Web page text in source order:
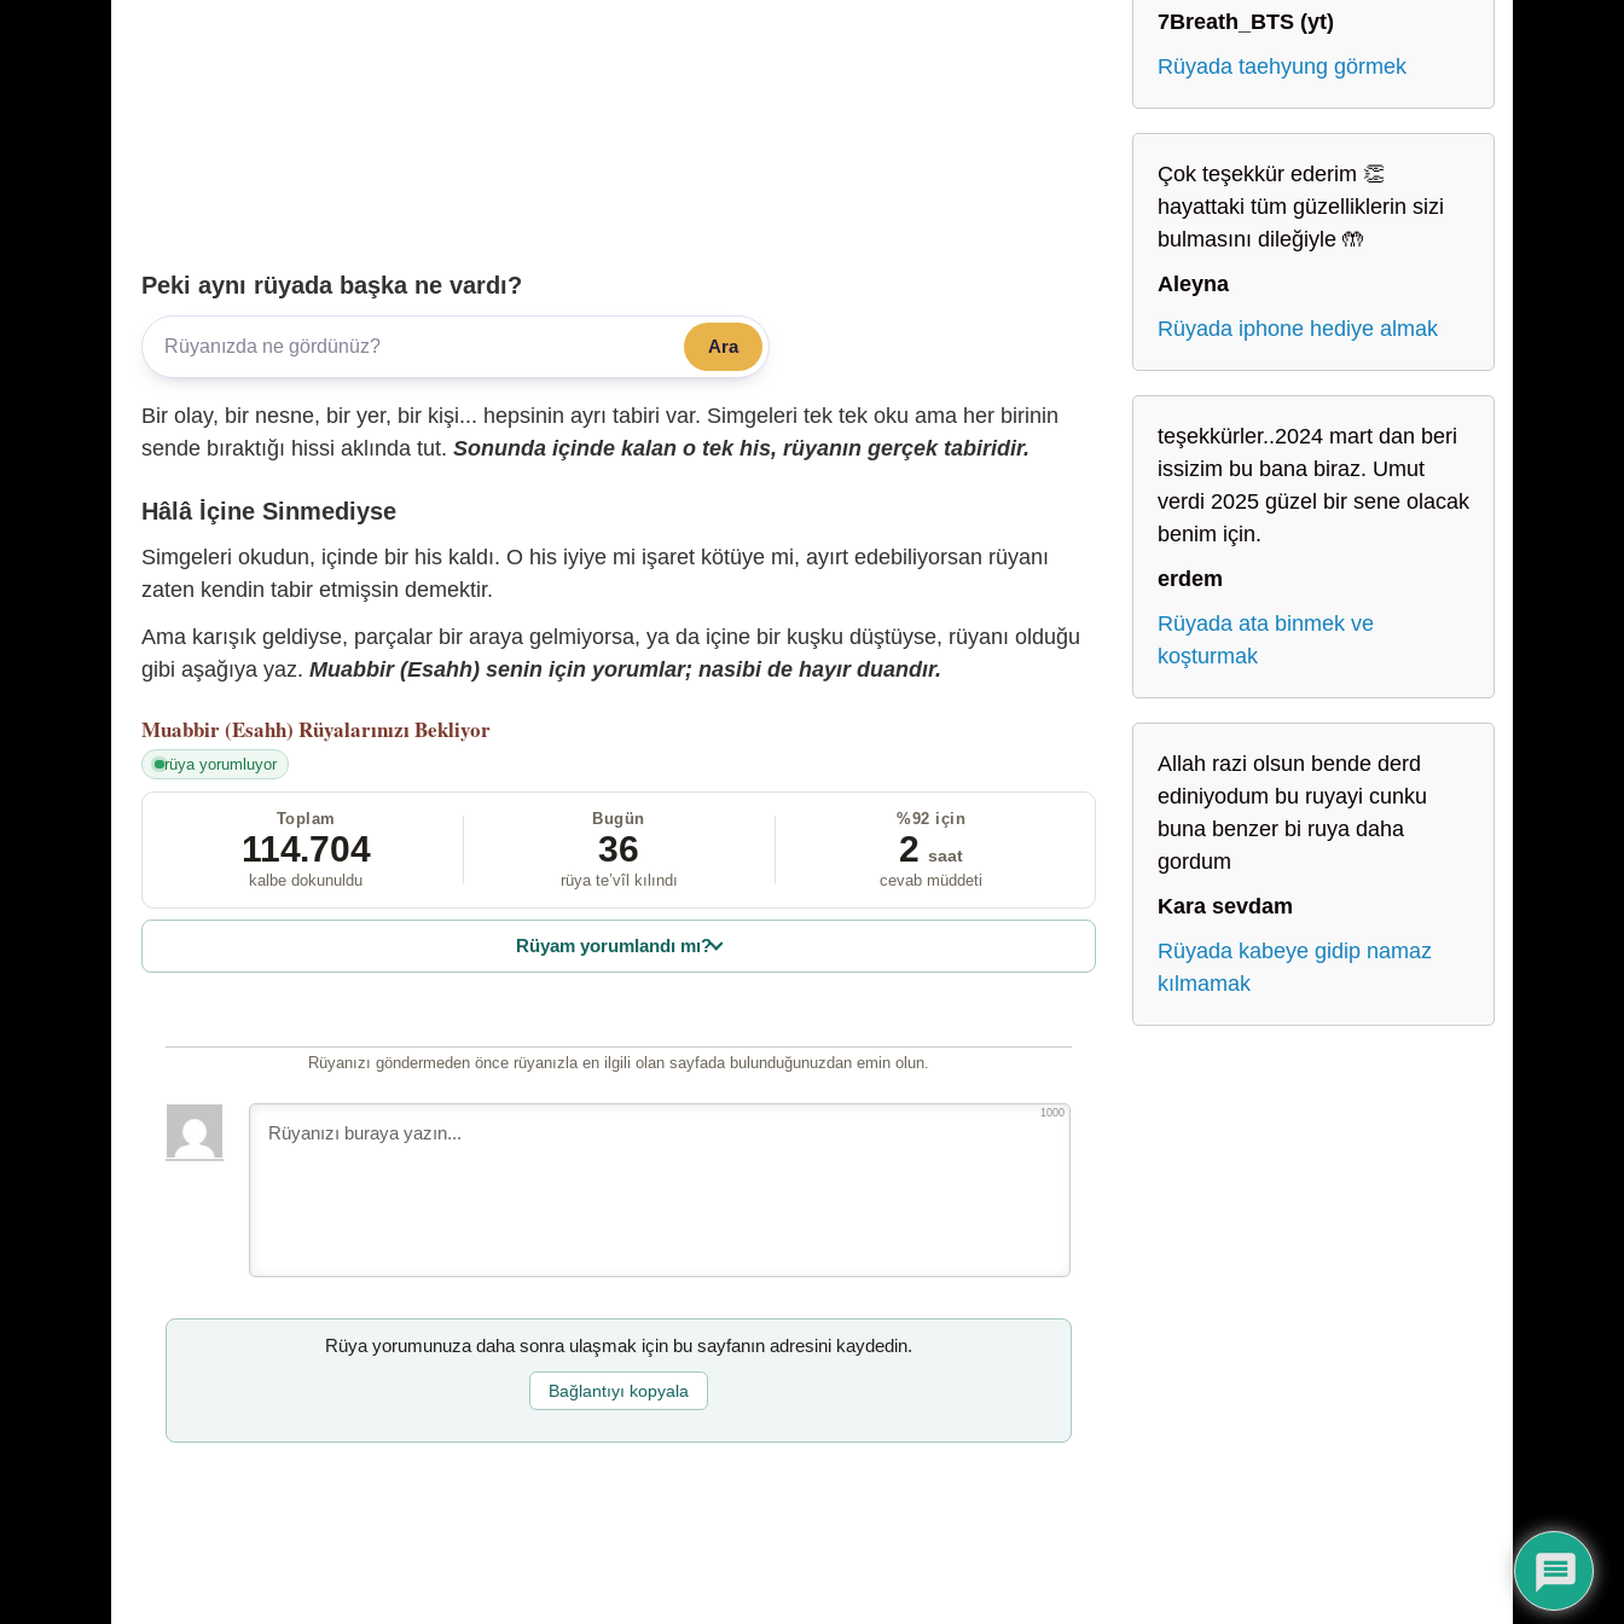
Peki aynı rüyada başka ne vardı?
Ara
Bir olay, bir nesne, bir yer, bir kişi... hepsinin ayrı tabiri var. Simgeleri tek tek oku ama her birinin
sende bıraktığı hissi aklında tut. Sonunda içinde kalan o tek his, rüyanın gerçek tabiridir.
Hâlâ İçine Sinmediyse
Simgeleri okudun, içinde bir his kaldı. O his iyiye mi işaret kötüye mi, ayırt edebiliyorsan rüyanı
zaten kendin tabir etmişsin demektir.
Ama karışık geldiyse, parçalar bir araya gelmiyorsa, ya da içine bir kuşku düştüyse, rüyanı olduğu
gibi aşağıya yaz. Muabbir (Esahh) senin için yorumlar; nasibi de hayır duandır.
Muabbir (Esahh) Rüyalarınızı Bekliyor
rüya yorumluyor
Toplam
114.704
kalbe dokunuldu
Bugün
36
rüya te’vîl kılındı
%92 için
2 saat
cevab müddeti
Rüyam yorumlandı mı?
Rüyanızı göndermeden önce rüyanızla en ilgili olan sayfada bulunduğunuzdan emin olun.
1000
Rüya yorumunuza daha sonra ulaşmak için bu sayfanın adresini kaydedin.
Bağlantıyı kopyala
7Breath_BTS (yt)
Rüyada taehyung görmek
Çok teşekkür ederim 👏
hayattaki tüm güzelliklerin sizi
bulmasını dileğiyle 🤲
Aleyna
Rüyada iphone hediye almak
teşekkürler..2024 mart dan beri
issizim bu bana biraz. Umut
verdi 2025 güzel bir sene olacak
benim için.
erdem
Rüyada ata binmek ve
koşturmak
Allah razi olsun bende derd
ediniyodum bu ruyayi cunku
buna benzer bi ruya daha
gordum
Kara sevdam
Rüyada kabeye gidip namaz
kılmamak